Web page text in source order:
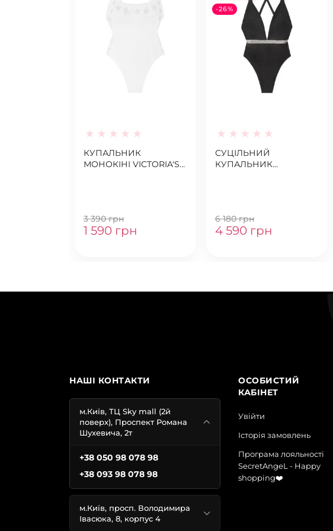
КУПАЛЬНИК
МОНОКІНІ VICTORIA'S
3 390 грн
1 590 грн
-26%
СУЦІЛЬНИЙ
КУПАЛЬНИК
6 180 грн
4 590 грн
НАШІ КОНТАКТИ
м.Київ, ТЦ Sky mall (2й
поверх), Проспект Романа
Шухевича, 2т
+38 050 98 078 98
+38 093 98 078 98
м.Київ, просп. Володимира
Івасюка, 8, корпус 4
ОСОБИСТИЙ
КАБІНЕТ
Увійти
Історія замовлень
Програма лояльності
SecretAngeL - Happy
shopping❤️